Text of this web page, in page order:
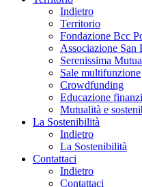
Indietro
Territorio
Fondazione Bcc
Associazione San
Serenissima Mutua
Sale multifunzione
Crowdfunding
Educazione
Mutualità e
La Sostenibilità
Indietro
La Sostenibilità
Contattaci
Indietro
Contattaci